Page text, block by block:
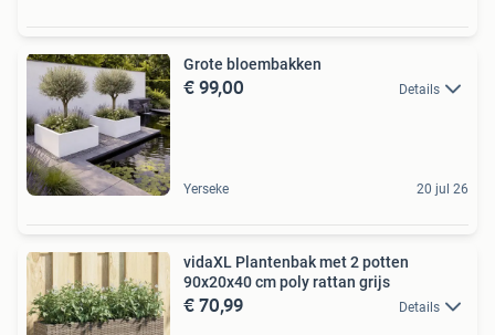
Grote bloembakken
€ 99,00 Details
Yerseke 20 jul 26
vidaXL Plantenbak met 2 potten
90x20x40 cm poly rattan grijs
€ 70,99 Details